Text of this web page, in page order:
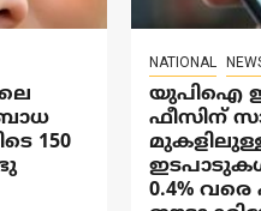
150
NATIONAL
യുപിഐ
ഫീസിന്
0.4%